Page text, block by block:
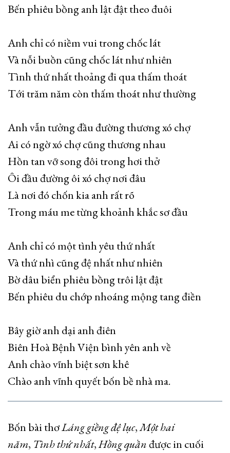
Bến phiêu bồng anh lật đật theo đuôi
Anh chỉ có niềm vui trong chốc lát
Và nỗi buồn cũng chốc lát như nhiên
Tình thứ nhất thoảng đi qua thấm thoát
Tới trăm năm còn thấm thoát như thường
Anh vẫn tưởng đầu đường thương xó chợ
Ai có ngờ xó chợ cũng thương nhau
Hồn tan vỡ song đôi trong hơi thở
Ôi đầu đường ôi xó chợ nơi đâu
Là nơi đó chốn kia anh rất rõ
Trong máu me từng khoảnh khắc sơ đầu
Anh chỉ có một tình yêu thứ nhất
Và thứ nhì cũng đệ nhất như nhiên
Bờ dâu biển phiêu bồng trôi lật đật
Bến phiêu du chớp nhoáng mộng tang điền
Bây giờ anh dại anh điên
Biên Hoà Bệnh Viện bình yên anh về
Anh chào vĩnh biệt sơn khê
Chào anh vĩnh quyết bốn bề nhà ma.
Bốn bài thơLáng giềng đệ lục,Một hai
năm, Tình thứ nhất,Hồng quầnđược in cuối